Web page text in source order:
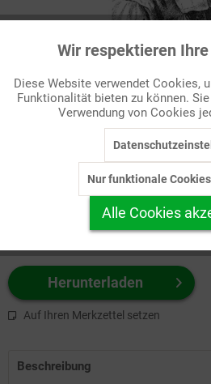
Passende Stichworte
Heilige/Personen
zuerst Ihr
z.B. Farbe-Grafik, Schwarz-Weiß-
Herunterladen
Auf Ihren Merkzettel setzen
Beschreibung
Funktionale
Marketing
Personalisierung
Service
Wir respektieren
Diese Website verwendet Cookies,
Funktionalität bieten zu können.
Verwendung von Cookies
Nur funktionale
Alle Cookies